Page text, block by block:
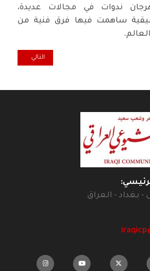
ندوات في مجالات عديدة،
ساهمت فيها فرق فنية من
وتُسْرقْ الأسلامية !؟ المقال التالي:
التالي
بغداد - العراق